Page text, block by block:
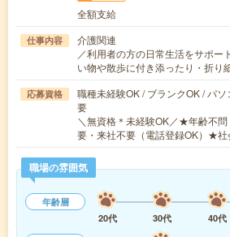
全額支給
仕事内容
介護関連
／利用者の方の日常生活をサポ
い物や散歩に付き添ったり・折
応募資格
職種未経験OK / ブランクOK / パ
要
＼無資格＊未経験OK／★年齢不
要・来社不要（電話登録OK）★
職場の雰囲気
年齢層
20代
30代 40代